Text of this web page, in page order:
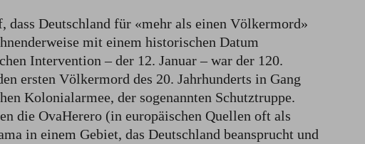
dass Deutschland für «mehr als einen Völkermord»
mit einem historischen Datum
Intervention – der 12. Januar – war der 120.
ersten Völkermord des 20. Jahrhunderts in Gang
Kolonialarmee, der sogenannten Schutztruppe.
die OvaHerero (in europäischen Quellen oft als
in einem Gebiet, das Deutschland beansprucht und